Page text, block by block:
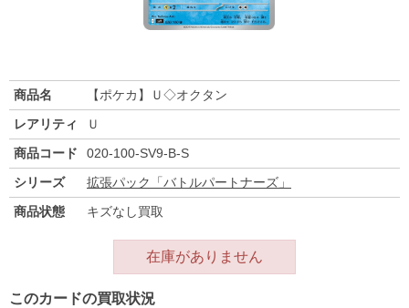
商品名
【ポケカ】Ｕ◇オクタン
レアリティ
Ｕ
商品コード
020-100-SV9-B-S
シリーズ
拡張パック「バトルパートナーズ」
商品状態
キズなし買取
在庫がありません
このカードの買取状況